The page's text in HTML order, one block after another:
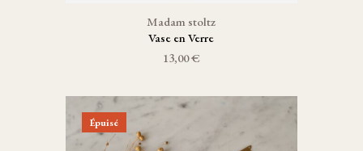
Madam stoltz
Vase en Verre
13,00 €
Épuisé